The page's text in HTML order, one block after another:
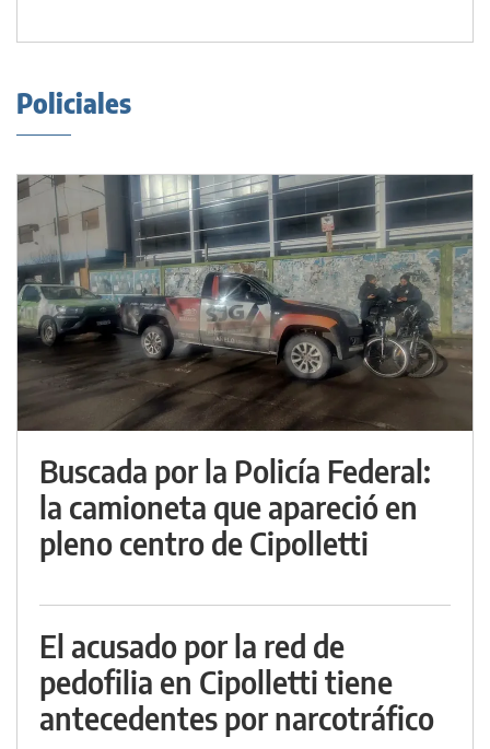
Policiales
Buscada por la Policía Federal:
la camioneta que apareció en
pleno centro de Cipolletti
El acusado por la red de
pedofilia en Cipolletti tiene
antecedentes por narcotráfico